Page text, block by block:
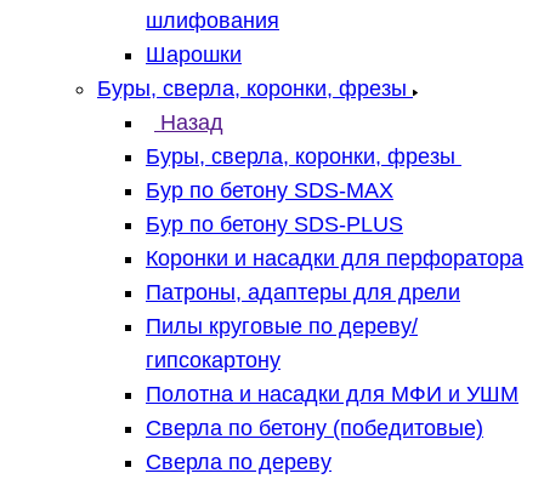
шлифования
Шарошки
Буры, сверла, коронки, фрезы
Назад
Буры, сверла, коронки, фрезы
Бур по бетону SDS-MAX
Бур по бетону SDS-PLUS
Коронки и насадки для перфоратора
Патроны, адаптеры для дрели
Пилы круговые по дереву/
гипсокартону
Полотна и насадки для МФИ и УШМ
Сверла по бетону (победитовые)
Сверла по дереву